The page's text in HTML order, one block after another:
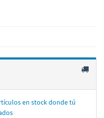
en stock donde tú